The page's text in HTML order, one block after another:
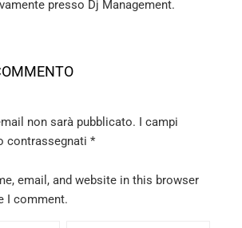
presso Dj Management.
non sarà pubblicato. I campi
contrassegnati *
email, and website in this browser
I comment.